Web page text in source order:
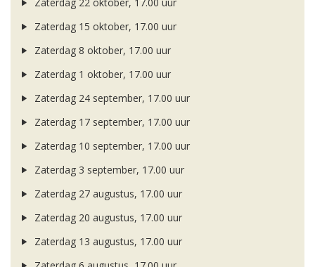
Zaterdag 22 oktober, 17.00 uur
Zaterdag 15 oktober, 17.00 uur
Zaterdag 8 oktober, 17.00 uur
Zaterdag 1 oktober, 17.00 uur
Zaterdag 24 september, 17.00 uur
Zaterdag 17 september, 17.00 uur
Zaterdag 10 september, 17.00 uur
Zaterdag 3 september, 17.00 uur
Zaterdag 27 augustus, 17.00 uur
Zaterdag 20 augustus, 17.00 uur
Zaterdag 13 augustus, 17.00 uur